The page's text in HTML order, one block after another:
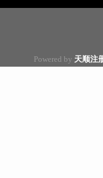
Powered by 天顺注